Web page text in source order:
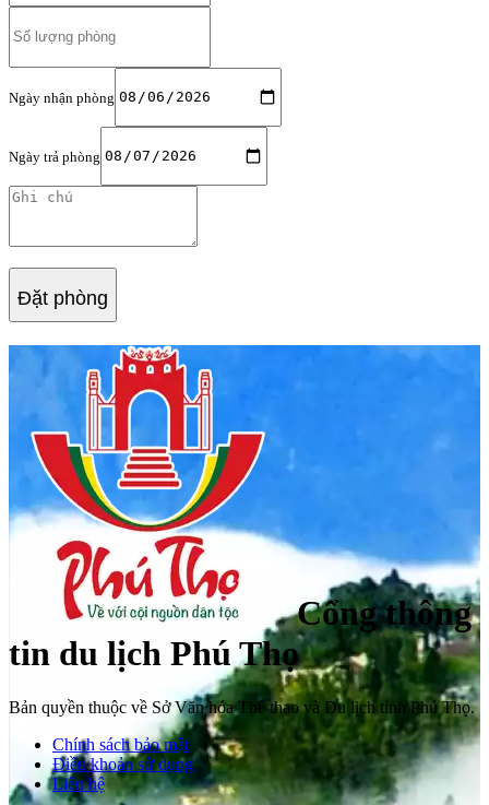
Ngày nhận phòng
Ngày trả phòng
Đặt phòng
Cổng thông
tin du lịch Phú Thọ
Bản quyền thuộc về Sở Văn hóa Thể thao và Du lịch tỉnh Phú Thọ.
Chính sách bảo mật
Điều khoản sử dụng
Liên hệ